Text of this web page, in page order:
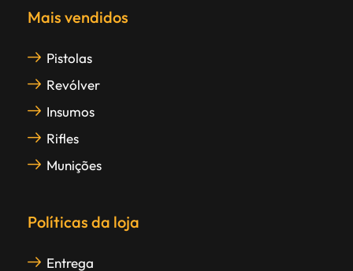
Mais vendidos
Pistolas
Revólver
Insumos
Rifles
Munições
Políticas da loja
Entrega